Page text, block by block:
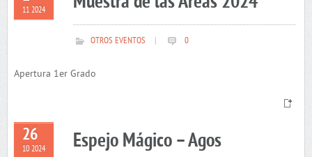
11 2024
OTROS EVENTOS 0
Apertura 1er Grado
26
10 2024 Espejo Mágico – Agos